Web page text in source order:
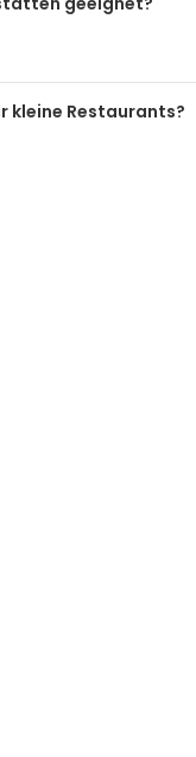
kleine Restaurants?